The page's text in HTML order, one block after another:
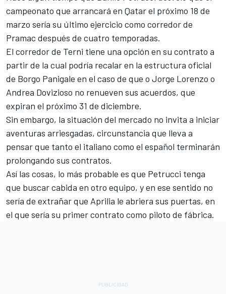
campeonato que arrancará en Qatar el próximo 18 de
marzo sería su último ejercicio como corredor de
Pramac después de cuatro temporadas.
El corredor de Terni tiene una opción en su contrato a
partir de la cual podría recalar en la estructura oficial
de Borgo Panigale en el caso de que o Jorge Lorenzo o
Andrea Dovizioso no renueven sus acuerdos, que
expiran el próximo 31 de diciembre.
Sin embargo, la situación del mercado no invita a iniciar
aventuras arriesgadas, circunstancia que lleva a
pensar que tanto el italiano como el español terminarán
prolongando sus contratos.
Así las cosas, lo más probable es que Petrucci tenga
que buscar cabida en otro equipo, y en ese sentido no
sería de extrañar que Aprilia le abriera sus puertas, en
el que sería su primer contrato como piloto de fábrica.